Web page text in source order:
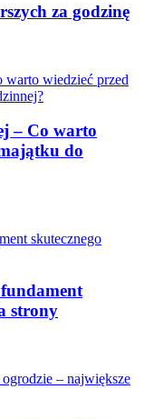
za godzinę
– Co warto
do
strony